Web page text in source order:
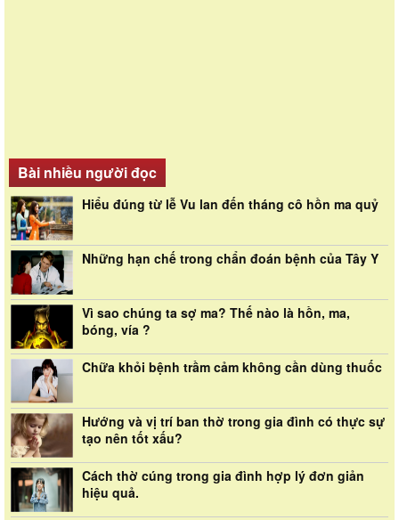
Bài nhiều người đọc
Hiểu đúng từ lễ Vu lan đến tháng cô hồn ma quỷ
Những hạn chế trong chẩn đoán bệnh của Tây Y
Vì sao chúng ta sợ ma? Thế nào là hồn, ma,
bóng, vía ?
Chữa khỏi bệnh trầm cảm không cần dùng thuốc
Hướng và vị trí ban thờ trong gia đình có thực sự
tạo nên tốt xấu?
Cách thờ cúng trong gia đình hợp lý đơn giản
hiệu quả.